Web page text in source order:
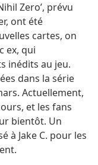
Zero’, prévu
ont été
cartes, on
ex, qui
inédits au jeu.
dans la série
Actuellement,
et les fans
bientôt. Un
à Jake C. pour les